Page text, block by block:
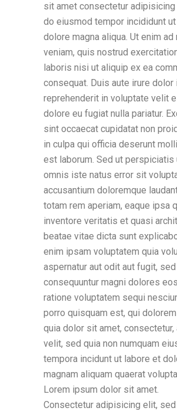
sit amet consectetur
do eiusmod tempor incididunt
dolore magna aliqua. Ut enim ad
veniam, quis nostrud
laboris nisi ut aliquip ex ea
consequat. Duis aute irure dolor
reprehenderit in voluptate velit
dolore eu fugiat nulla pariatur.
sint occaecat cupidatat non
in culpa qui officia deserunt
est laborum. Sed ut perspiciatis
omnis iste natus error sit
accusantium doloremque
totam rem aperiam, eaque ipsa
inventore veritatis et quasi
beatae vitae dicta sunt
enim ipsam voluptatem quia
aspernatur aut odit aut fugit,
consequuntur magni dolores
ratione voluptatem sequi
porro quisquam est, qui
quia dolor sit amet,
velit, sed quia non numquam
tempora incidunt ut labore et
magnam aliquam quaerat
Lorem ipsum dolor sit amet.
Consectetur adipisicing elit,